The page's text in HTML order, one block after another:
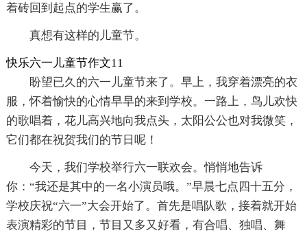
着砖回到起点的学生赢了。
真想有这样的儿童节。
快乐六一儿童节作文11
盼望已久的六一儿童节来了。早上，我穿着漂亮的衣
服，怀着愉快的心情早早的来到学校。一路上，鸟儿欢快
的歌唱着，花儿高兴地向我点头，太阳公公也对我微笑，
它们都在祝贺我们的节日呢！
今天，我们学校举行六一联欢会。悄悄地告诉
你：“我还是其中的一名小演员哦。”早晨七点四十五分，
学校庆祝“六一”大会开始了。首先是唱队歌，接着就开始
表演精彩的节目，节目又多又好看，有合唱、独唱、舞